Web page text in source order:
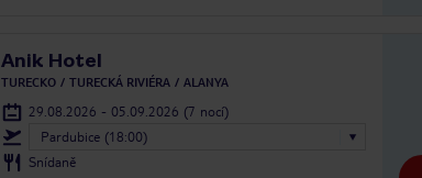
Anik Hotel
TURECKO TURECKÁ RIVIÉRA ALANYA
29.08.2026 - 05.09.2026 (7 nocí)
Pardubice (18:00)
Snídaně